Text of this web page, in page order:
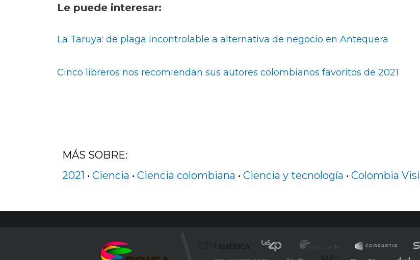
Le puede interesar:
La Taruya: de plaga incontrolable a alternativa de negocio en Antequera
Cinco libreros nos recomiendan sus autores colombianos favoritos de 2021
MÁS SOBRE:
2021 • Ciencia • Ciencia colombiana • Ciencia y tecnología • Colombia